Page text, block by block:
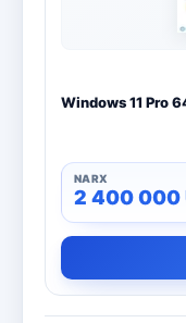
Windows 11 Pro
2 400 000